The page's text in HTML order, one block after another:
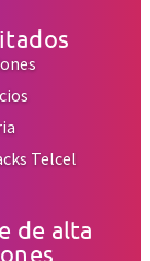
Telcel
de alta